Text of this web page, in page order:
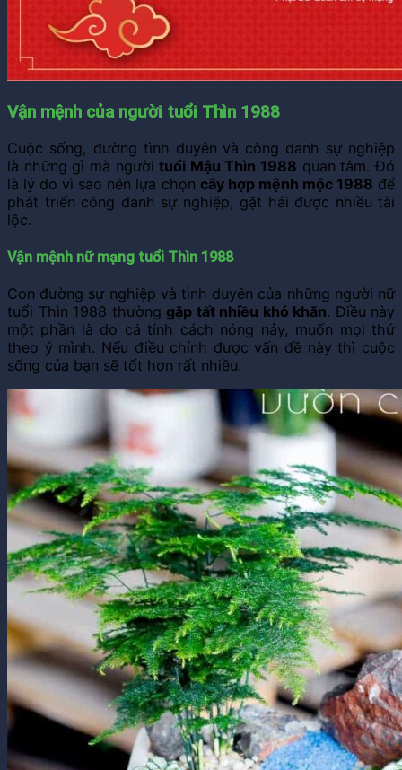
Vận mệnh của người tuổi Thìn 1988
Cuộc sống, đường tình duyên và công danh sự nghiệp
là những gì mà ngườituổi Mậu Thìn 1988 quan tâm. Đó
là lý do vì sao nên lựa chọn cây hợp mệnh mộc 1988 để
phát triển công danh sự nghiệp, gặt hái được nhiều tài
lộc.
Vận mệnh nữ mạng tuổi Thìn 1988
Con đường sự nghiệp và tình duyên của những người nữ
tuổi Thìn 1988 thường gặp tất nhiều khó khăn. Điều này
một phần là do cá tính cách nóng nảy, muốn mọi thứ
theo ý mình. Nếu điều chỉnh được vấn đề này thì cuộc
sống của bạn sẽ tốt hơn rất nhiều.